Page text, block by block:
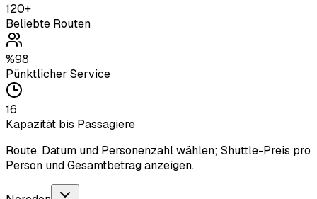
120+
Beliebte Routen
%98
Pünktlicher Service
16
Kapazität bis Passagiere
Route, Datum und Personenzahl wählen; Shuttle-Preis pro
Person und Gesamtbetrag anzeigen.